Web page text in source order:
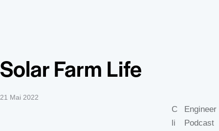
Solar Farm Life
21 Mai 2022
C
li
Engineer
Podcast